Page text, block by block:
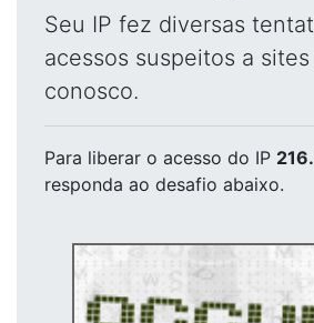
Seu IP fez diversas
acessos suspeitos a
conosco.
Para liberar o acesso do IP
responda ao desafio abaixo.